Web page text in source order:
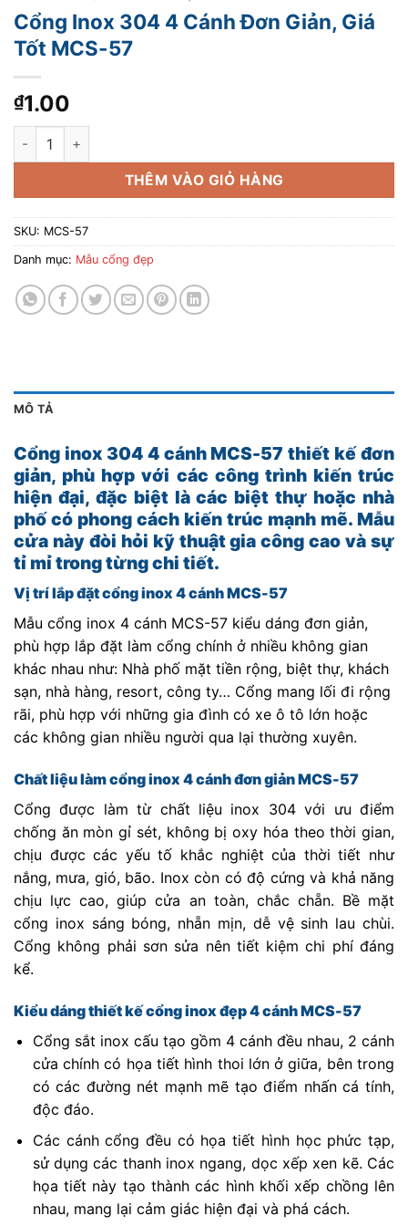
Cổng Inox 304 4 Cánh Đơn Giản, Giá
Tốt MCS-57
₫1.00
Cổng Inox 304 4 Cánh Đơn Giản, Giá Tốt MCS-57 số lượng
THÊM VÀO GIỎ HÀNG
SKU: MCS-57
Danh mục: Mẫu cổng đẹp
MÔ TẢ
Cổng inox 304 4 cánh MCS-57 thiết kế đơn
giản, phù hợp với các công trình kiến trúc
hiện đại, đặc biệt là các biệt thự hoặc nhà
phố có phong cách kiến trúc mạnh mẽ. Mẫu
cửa này đòi hỏi kỹ thuật gia công cao và sự
tỉ mỉ trong từng chi tiết.
Vị trí lắp đặt cổng inox 4 cánh MCS-57
Mẫu cổng inox 4 cánh MCS-57 kiểu dáng đơn giản,
phù hợp lắp đặt làm cổng chính ở nhiều không gian
khác nhau như: Nhà phố mặt tiền rộng, biệt thự, khách
sạn, nhà hàng, resort, công ty… Cổng mang lối đi rộng
rãi, phù hợp với những gia đình có xe ô tô lớn hoặc
các không gian nhiều người qua lại thường xuyên.
Chất liệu làm cổng inox 4 cánh đơn giản MCS-57
Cổng được làm từ chất liệu inox 304 với ưu điểm
chống ăn mòn gỉ sét, không bị oxy hóa theo thời gian,
chịu được các yếu tố khắc nghiệt của thời tiết như
nắng, mưa, gió, bão. Inox còn có độ cứng và khả năng
chịu lực cao, giúp cửa an toàn, chắc chẵn. Bề mặt
cổng inox sáng bóng, nhẵn mịn, dễ vệ sinh lau chùi.
Cổng không phải sơn sửa nên tiết kiệm chi phí đáng
kể.
Kiểu dáng thiết kế cổng inox đẹp 4 cánh MCS-57
Cổng sắt inox cấu tạo gồm 4 cánh đều nhau, 2 cánh
cửa chính có họa tiết hình thoi lớn ở giữa, bên trong
có các đường nét mạnh mẽ tạo điểm nhấn cá tính,
độc đáo.
Các cánh cổng đều có họa tiết hình học phức tạp,
sử dụng các thanh inox ngang, dọc xếp xen kẽ. Các
họa tiết này tạo thành các hình khối xếp chồng lên
nhau, mang lại cảm giác hiện đại và phá cách.